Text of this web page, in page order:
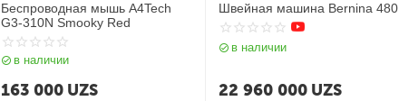
Беспроводная мышь A4Tech
G3-310N Smooky Red
в наличии
163 000 UZS
Швейная машина Bernina 480
в наличии
22 960 000 UZS